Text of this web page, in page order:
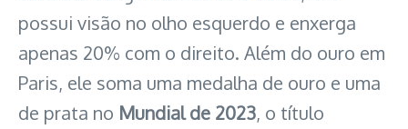
possui visão no olho esquerdo e enxerga
apenas 20% com o direito. Além do ouro em
Paris, ele soma uma medalha de ouro e uma
de prata no Mundial de 2023, o título